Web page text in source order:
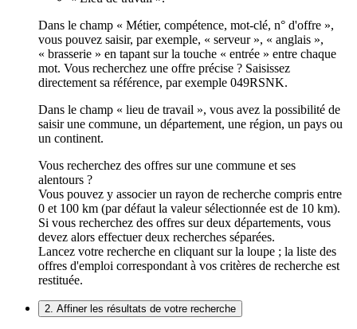
Dans le champ « Métier, compétence, mot-clé, n° d'offre »,
vous pouvez saisir, par exemple, « serveur », « anglais »,
« brasserie » en tapant sur la touche « entrée » entre chaque
mot. Vous recherchez une offre précise ? Saisissez
directement sa référence, par exemple 049RSNK.
Dans le champ « lieu de travail », vous avez la possibilité de
saisir une commune, un département, une région, un pays ou
un continent.
Vous recherchez des offres sur une commune et ses
alentours ?
Vous pouvez y associer un rayon de recherche compris entre
0 et 100 km (par défaut la valeur sélectionnée est de 10 km).
Si vous recherchez des offres sur deux départements, vous
devez alors effectuer deux recherches séparées.
Lancez votre recherche en cliquant sur la loupe ; la liste des
offres d'emploi correspondant à vos critères de recherche est
restituée.
2. Affiner les résultats de votre recherche